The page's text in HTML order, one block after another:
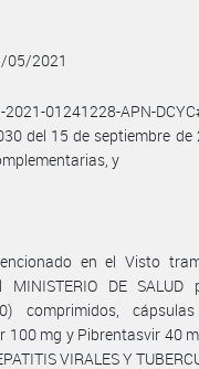
05/2021
2021-01241228-APN-
del 15 de septiembre
y
en el Visto
DE
comprimidos,
mg y Pibrentasvir 40
VIRALES Y